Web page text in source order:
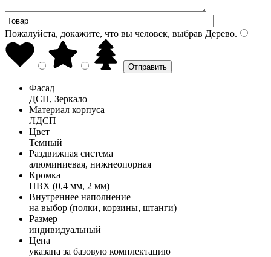
Пожалуйста, докажите, что вы человек, выбрав Дерево.
Фасад
ДСП, Зеркало
Материал корпуса
ЛДСП
Цвет
Темный
Раздвижная система
алюминиевая, нижнеопорная
Кромка
ПВХ (0,4 мм, 2 мм)
Внутреннее наполнение
на выбор (полки, корзины, штанги)
Размер
индивидуальный
Цена
указана за базовую комплектацию